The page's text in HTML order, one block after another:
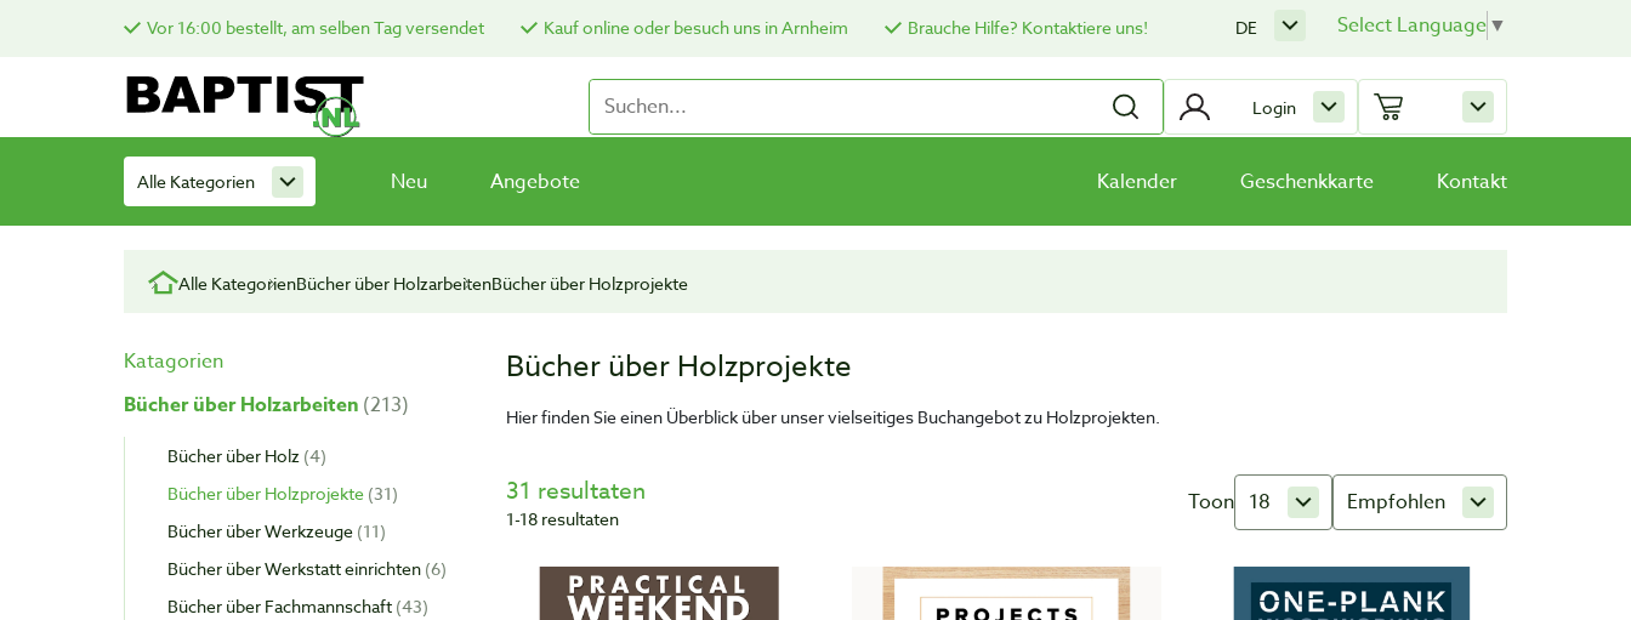
Vor 16:00 bestellt, am selben Tag versendet Kauf online oder besuch uns in Arnheim Brauche Hilfe? Kontaktiere uns! Select Language▼
DE
Login
Alle Kategorien Neu Angebote Kalender Geschenkkarte Kontakt
Alle KategorienBücher über HolzarbeitenBücher über Holzprojekte
Katagorien
Bücher über Holzarbeiten 213
Bücher über Holz 4
Bücher über Holzprojekte 31
Bücher über Werkzeuge 11
Bücher über Werkstatt einrichten 6
Bücher über Fachmannschaft 43
Bücher über Holzprojekte
Hier finden Sie einen Überblick über unser vielseitiges Buchangebot zu Holzprojekten.
31 resultaten
1-18 resultaten
Toon 18 Empfohlen